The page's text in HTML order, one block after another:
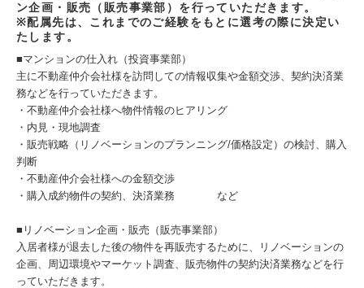
ン企画・販売（販売事業部）を行っていただきます。
※配属先は、これまでのご経験をもとに選考の際に決定い
たします。
■マンションの仕入れ（投資事業部）
主に不動産仲介会社様を訪問しての情報収集や金額交渉、契約決済業
務などを行っていただきます。
・不動産仲介会社様へ物件情報のヒアリング
・内見・現地調査
・販売戦略（リノベーションのプランニング/価格設定）の検討、購入
判断
・不動産仲介会社様への金額交渉
・購入成約物件の契約、決済業務 など
■リノベーション企画・販売（販売事業部）
入居者様が退去した後の物件を再販売するために、リノベーションの
企画、周辺環境やマーケット調査、販売物件の契約決済業務などを行
っていただきます。